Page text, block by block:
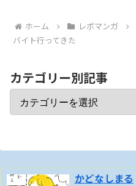
ホーム レポマンガ
バイト行ってきた
カテゴリー別記事
かどなしまる